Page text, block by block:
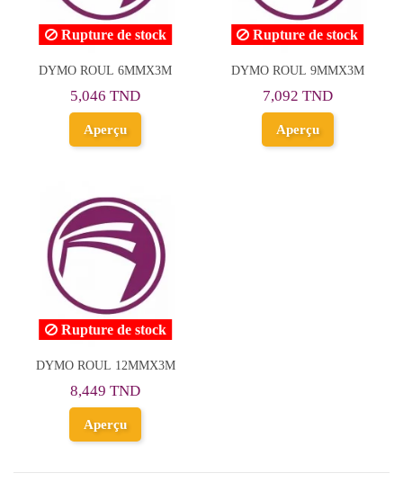
Rupture de stock
DYMO ROUL 6MMX3M
5,046 TND
Aperçu
Rupture de stock
DYMO ROUL 9MMX3M
7,092 TND
Aperçu
Rupture de stock
DYMO ROUL 12MMX3M
8,449 TND
Aperçu